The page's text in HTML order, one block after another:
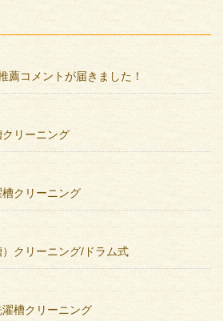
薦コメントが届きました！
リーニング
クリーニング
クリーニング/ドラム式
槽クリーニング